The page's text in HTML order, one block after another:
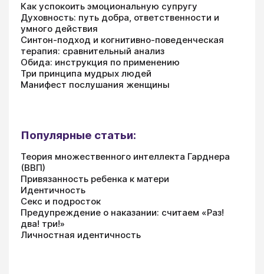
Как успокоить эмоциональную супругу
Духовность: путь добра, ответственности и
умного действия
Синтон-подход и когнитивно-поведенческая
терапия: сравнительный анализ
Обида: инструкция по применению
Три принципа мудрых людей
Манифест послушания женщины
Популярные статьи:
Теория множественного интеллекта Гарднера
(ВВП)
Привязанность ребенка к матери
Идентичность
Секс и подросток
Предупреждение о наказании: считаем «Раз!
два! три!»
Личностная идентичность